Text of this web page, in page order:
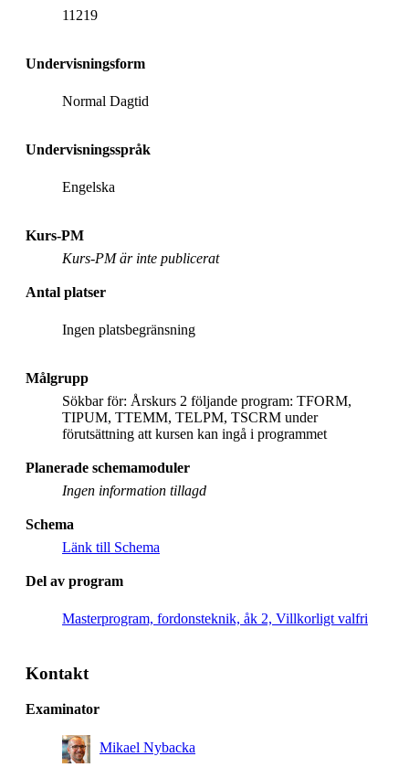
11219
Undervisningsform
Normal Dagtid
Undervisningsspråk
Engelska
Kurs-PM
Kurs-PM är inte publicerat
Antal platser
Ingen platsbegränsning
Målgrupp
Sökbar för: Årskurs 2 följande program: TFORM,
TIPUM, TTEMM, TELPM, TSCRM under
förutsättning att kursen kan ingå i programmet
Planerade schemamoduler
Ingen information tillagd
Schema
Länk till Schema
Del av program
Masterprogram, fordonsteknik, åk 2, Villkorligt valfri
Kontakt
Examinator
Mikael Nybacka